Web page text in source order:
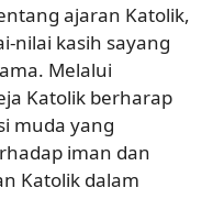
ajaran Katolik,
nilai kasih sayang
Melalui
Katolik berharap
muda yang
iman dan
Katolik dalam